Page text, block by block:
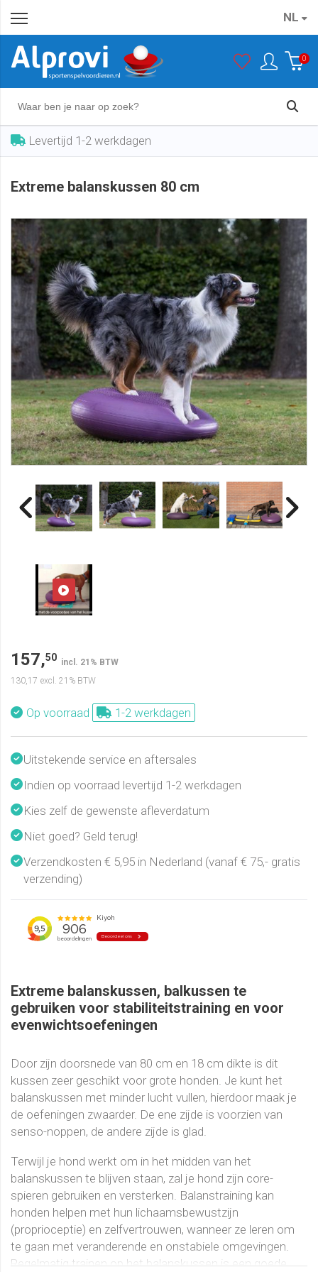
NL
0
Levertijd 1-2 werkdagen
Extreme balanskussen 80 cm
157,50 incl. 21% BTW
130,17 excl. 21% BTW
Op voorraad 1-2 werkdagen
Uitstekende service en aftersales
Indien op voorraad levertijd 1-2 werkdagen
Kies zelf de gewenste afleverdatum
Niet goed? Geld terug!
Verzendkosten € 5,95 in Nederland (vanaf € 75,- gratis
verzending)
Extreme balanskussen, balkussen te
gebruiken voor stabiliteitstraining en voor
evenwichtsoefeningen
Door zijn doorsnede van 80 cm en 18 cm dikte is dit
kussen zeer geschikt voor grote honden. Je kunt het
balanskussen met minder lucht vullen, hierdoor maak je
de oefeningen zwaarder. De ene zijde is voorzien van
senso-noppen, de andere zijde is glad.
Terwijl je hond werkt om in het midden van het
balanskussen te blijven staan, zal je hond zijn core-
spieren gebruiken en versterken. Balanstraining kan
honden helpen met hun lichaamsbewustzijn
(proprioceptie) en zelfvertrouwen, wanneer ze leren om
te gaan met veranderende en onstabiele omgevingen.
Regelmatig trainen op het balanskussen is een goede
€ 157,50